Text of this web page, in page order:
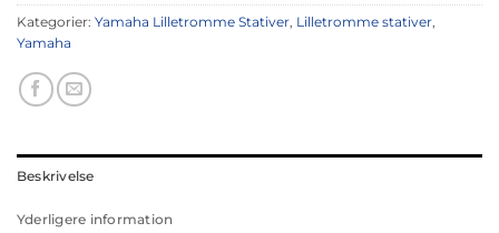
Kategorier: Yamaha Lilletromme Stativer Lilletromme stativer
Yamaha
Beskrivelse
Yderligere information